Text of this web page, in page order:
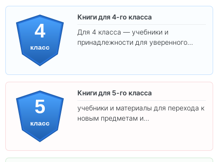
4
класс
Книги для 4-го класса
Для 4 класса — учебники и
принадлежности для уверенного
5
класс
Книги для 5-го класса
учебники и материалы для перехода к
новым предметам и